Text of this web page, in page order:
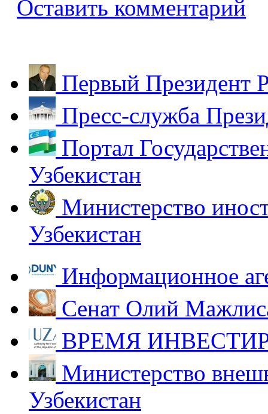
Оставить комментарий
Первый Президент
Пресс-служба
Портал
Узбекистан
Министерство
Узбекистан
Информационное
Сенат Олий
ВРЕМЯ
Министерство
Узбекистан